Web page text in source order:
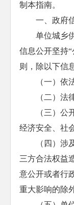
制本指南。
一、政府
单位城乡
信息公开坚持
则，除以下信
（一）依
（二）法
（三）公
经济安全、社
（四）涉
三方合法权益
意公开或者行
重大影响的除